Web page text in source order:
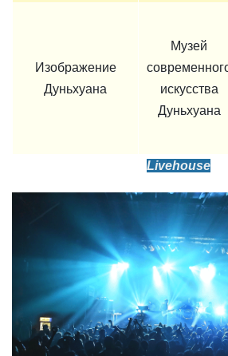
Изображение
Дуньхуана
Музей
искусства
Дуньхуана
Livehouse